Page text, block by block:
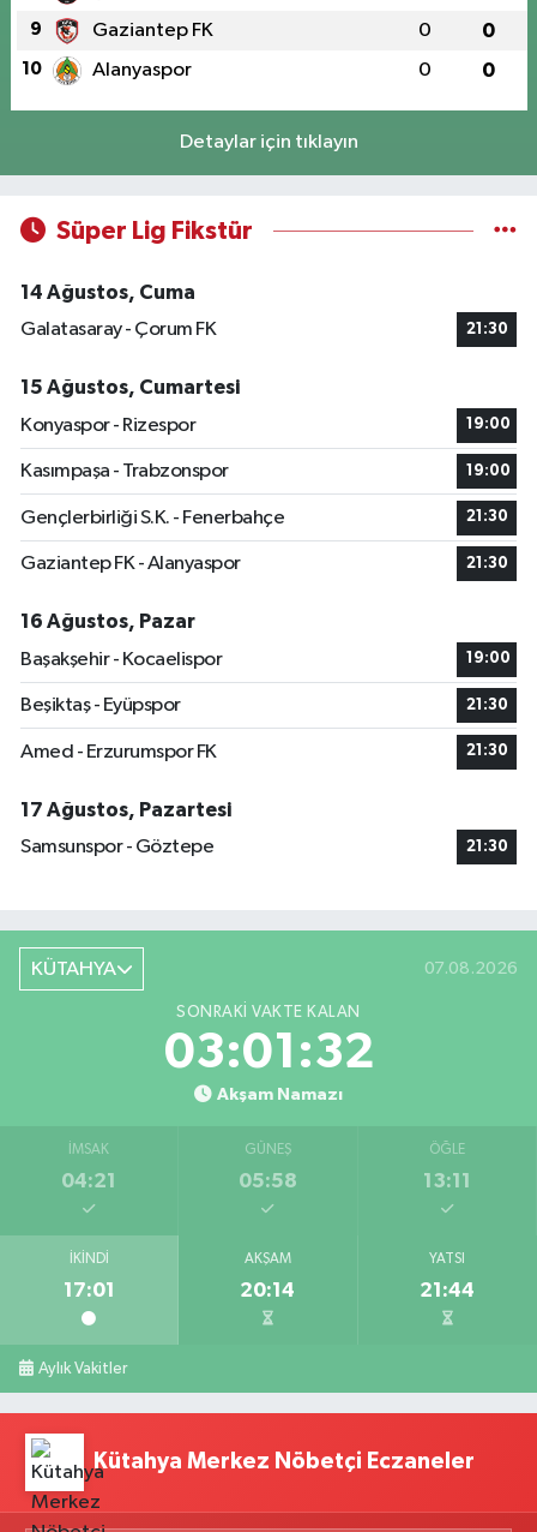
9 Gaziantep FK 0 0
10 Alanyaspor 0 0
Detaylar için tıklayın
Süper Lig Fikstür
14 Ağustos, Cuma
Galatasaray - Çorum FK
21:30
15 Ağustos, Cumartesi
Konyaspor - Rizespor
19:00
Kasımpaşa - Trabzonspor 19:00
Gençlerbirliği S.K. - Fenerbahçe 21:30
Gaziantep FK - Alanyaspor 21:30
16 Ağustos, Pazar
Başakşehir - Kocaelispor
19:00
Beşiktaş - Eyüpspor 21:30
Amed - Erzurumspor FK 21:30
17 Ağustos, Pazartesi
Samsunspor - Göztepe
21:30
KÜTAHYA 07.08.2026
SONRAKI VAKTE KALAN
03:01:31
Akşam Namazı
İMSAK
04:21
GÜNEŞ
05:58
ÖĞLE
13:11
İKINDI
17:01
AKŞAM
20:14
YATSI
21:44
Aylık Vakitler
Kütahya Merkez Nöbetçi Eczaneler